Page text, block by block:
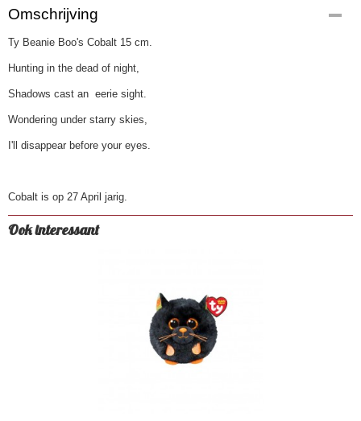
Productcode
4091
EAN code
Omschrijving
Ty Beanie Boo's Cobalt 15 cm.
Hunting in the dead of night,
Shadows cast an eerie sight.
Wondering under starry skies,
I'll disappear before your eyes.
Cobalt is op 27 April jarig.
Ook interessant